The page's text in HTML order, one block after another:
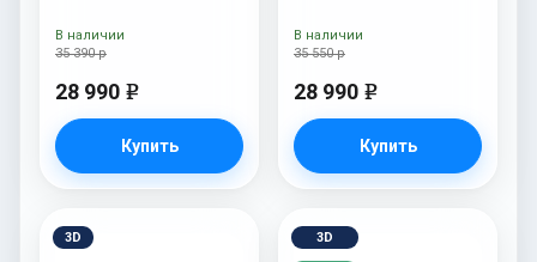
35 390 р
28 990 e
Купить
В наличии
35 550 р
28 990 e
Купить
В наличии
3D 3D